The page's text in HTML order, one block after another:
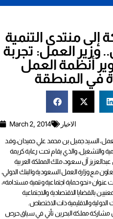
إلى منتدى التنمية
وزير العمل: تجربة
أنظمة العمل
في المنطقة
March 2, 2014 الاخبار
السيد جميل بن محمد علي حميدان، وفد
والتشغيل، والذي يقام تحت رعاية كريمة
آل سعود، ملك المملكة العربية
مع وزارة العمل السعودية والبنك الدولي،
26 فبراير الجاري تحت عنوان «نحو حماية اجتماعية وتنمية مستدامة»،
بالقضايا الاقتصادية والاجتماعية
والاقليمية ذات الاختصاص.
مشاركة مملكة البحرين تأتي في سياق حرص